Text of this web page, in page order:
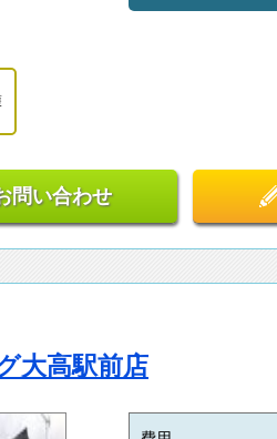
問い合わせ
大高駅前店